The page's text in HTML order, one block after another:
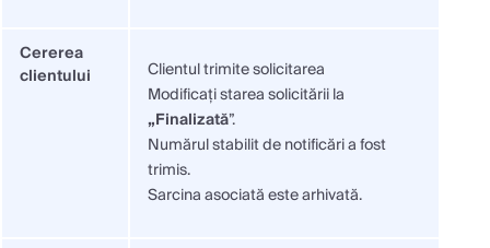
Cererea
clientului
Clientul trimite solicitarea
Modificați starea solicitării la
„Finalizată”.
Numărul stabilit de notificări a fost
trimis.
Sarcina asociată este arhivată.